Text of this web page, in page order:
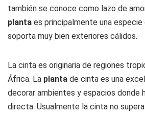
también se conoce como lazo de
planta es principalmente una especie
soporta muy bien exteriores cálidos.
La cinta es originaria de regiones
África. La planta de cinta es una
decorar ambientes y espacios donde
directa. Usualmente la cinta no